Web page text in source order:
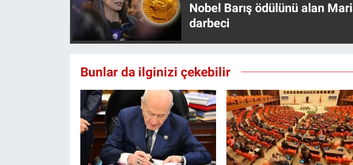
Nobel Barış ödülünü alan
darbeci
Bunlar da ilginizi çekebilir